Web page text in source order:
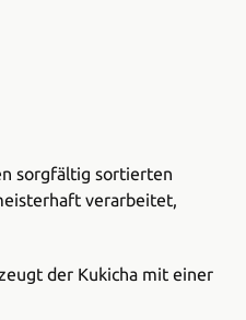
sorgfältig sortierten
verarbeitet,
der Kukicha mit einer